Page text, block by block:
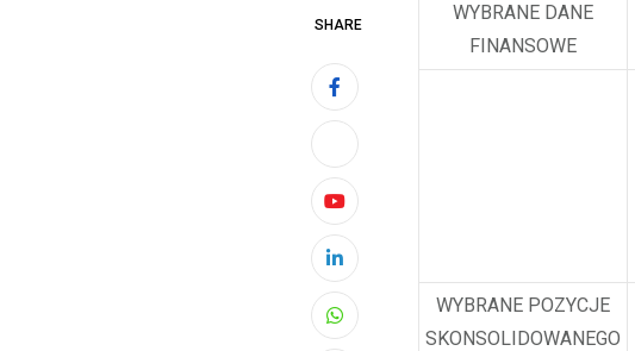
SHARE
Youtube
LinkedIn
Whatsapp
WYBRANE DANE
FINANSOWE
WYBRANE POZYCJE
SKONSOLIDOWANEGO